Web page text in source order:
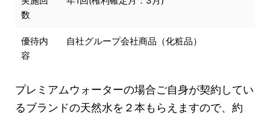
数
優待内
容
自社グループ会社商品（化粧品）
プレミアムウォーターの場合ご自身が契約してい
るブランドの天然水を２本もらえますので、約